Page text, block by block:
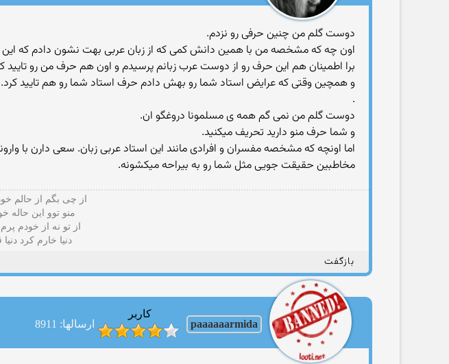
دوست گلم من چنین حرفی رو نزدم.
اون چه که مشخصه من با همین دانش کمی که از زبان عربی بهت نشون دادم که این
برا اطمینان هم این حرف رو از دوست عرب زبانم پرسیدم و اون هم حرف من رو تایید
و همچین وقتی که عرایض استاد شما رو بهش دادم حرف استاد شما رو هم تایید
.
دوست گلم من نمی گم همه ی مسلمونا دروغگو ان.
و شما حرف منو دارید تحریف میکنید.
اما اونچه که مشخصه مفسران و افرادی مانند این استاد عربی زبان. سعی دارن با
مخاطبین حقیقت جویی مثل شما رو به بیراحه میکشونه.
از چی بگم از حالم
منو توو این حاله
از تو نه از خودم
دنیا خارم کرد
بازگفت
paaaaaarmida
کاربر
ارسالها: 8911